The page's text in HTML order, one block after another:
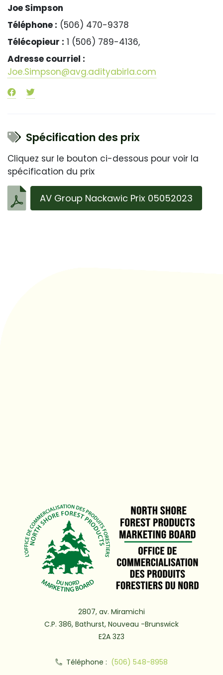
Joe Simpson
Téléphone : (506) 470-9378
Télécopieur : 1 (506) 789-4136,
Adresse courriel :
Joe.Simpson@avg.adityabirla.com
Spécification des prix
Cliquez sur le bouton ci-dessous pour voir la
spécification du prix
AV Group Nackawic Prix 05052023
2807, av. Miramichi
C.P. 386, Bathurst, Nouveau -Brunswick
E2A 3Z3
Téléphone : (506) 548-8958